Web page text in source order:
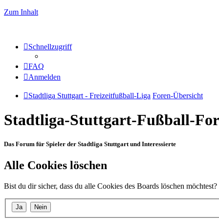
Zum Inhalt
Schnellzugriff
FAQ
Anmelden
Stadtliga Stuttgart - Freizeitfußball-Liga Foren-Übersicht
Stadtliga-Stuttgart-Fußball-
Das Forum für Spieler der Stadtliga Stuttgart und Interessierte
Alle Cookies löschen
Bist du dir sicher, dass du alle Cookies des Boards löschen möchtest?